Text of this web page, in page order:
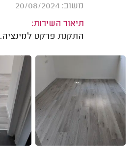
משוב: 20/08/2024
תיאור השירות:
התקנת פרקט למינציה.